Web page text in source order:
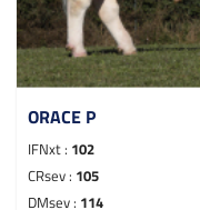
ORACE P
IFNxt : 102
CRsev : 105
DMsev : 114